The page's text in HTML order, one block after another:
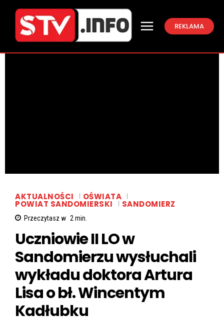
REKLAMA
AKTUALNOŚCI OŚWIATA
POWIAT SANDOMIERSKI SANDOMIERZ
Przeczytasz w 2min.
Uczniowie II LO w
Sandomierzu wysłuchali
wykładu doktora Artura
Lisa o bł. Wincentym
Kadłubku